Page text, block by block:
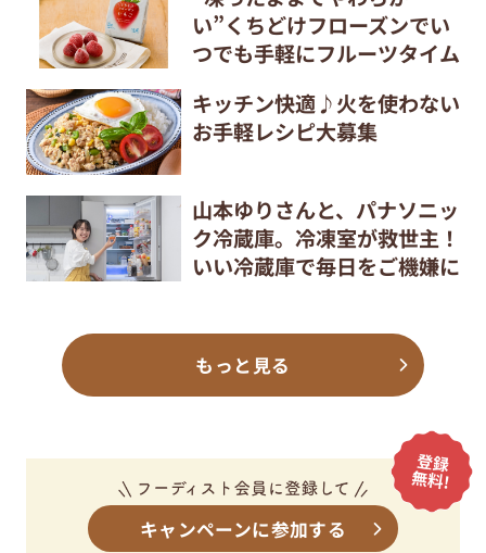
い”くちどけフローズンでい
つでも手軽にフルーツタイム
キッチン快適♪火を使わない
お手軽レシピ大募集
山本ゆりさんと、パナソニッ
ク冷蔵庫。冷凍室が救世主！
いい冷蔵庫で毎日をご機嫌に
もっと見る
キャンペーンに参加する